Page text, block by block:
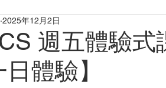
High School
週五體驗
體驗】
2025年12月2日